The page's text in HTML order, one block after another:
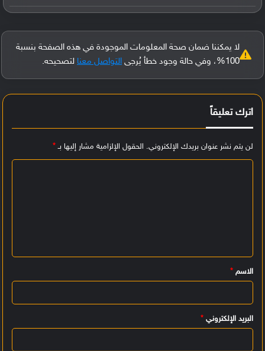
لا يمكننا ضمان صحة المعلومات الموجودة في هذه الصفحة بنسبة
100%، وفي حالة وجود خطأ يُرجى
التواصل معنا لتصحيحه.
اترك تعليقاً
لن يتم نشر عنوان بريدك الإلكتروني. الحقول الإلزامية مشار إليها بـ*
ي
ق
الاسم *
البريد الإلكتروني *